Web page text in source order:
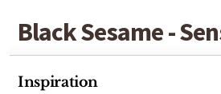
Black Sesame -
Inspiration
Stéphane Humbert Lucas
The Different Company